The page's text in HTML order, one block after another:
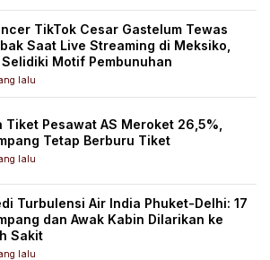
TikTok Cesar Gastelum Tewas
Saat Live Streaming di Meksiko,
Motif Pembunuhan
lalu
Tiket Pesawat AS Meroket 26,5%,
Tetap Berburu Tiket
lalu
Turbulensi Air India Phuket-Delhi: 17
dan Awak Kabin Dilarikan ke
Sakit
lalu